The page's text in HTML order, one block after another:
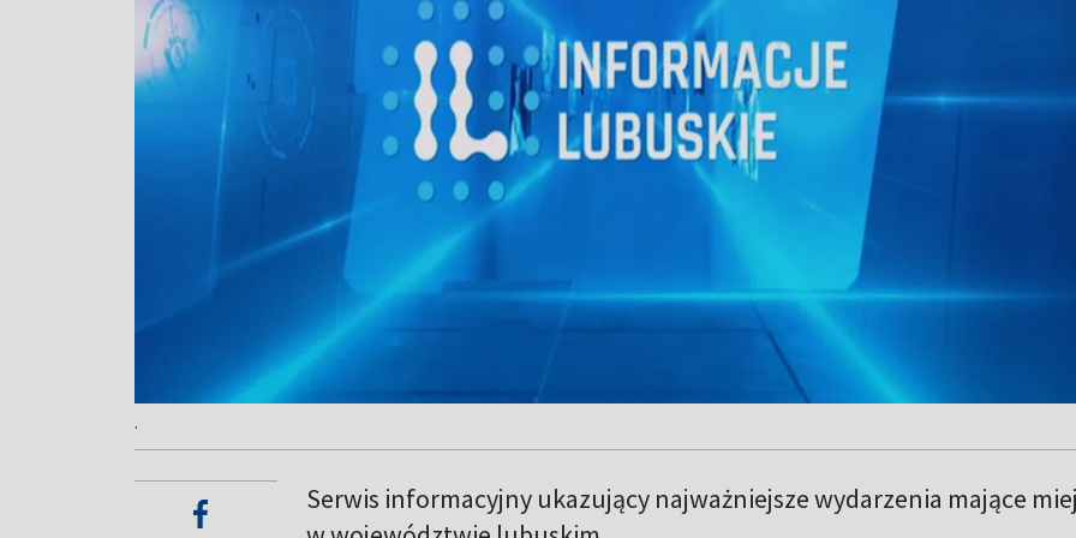
.
Serwis informacyjny ukazujący najważniejsze wydarzenia mające